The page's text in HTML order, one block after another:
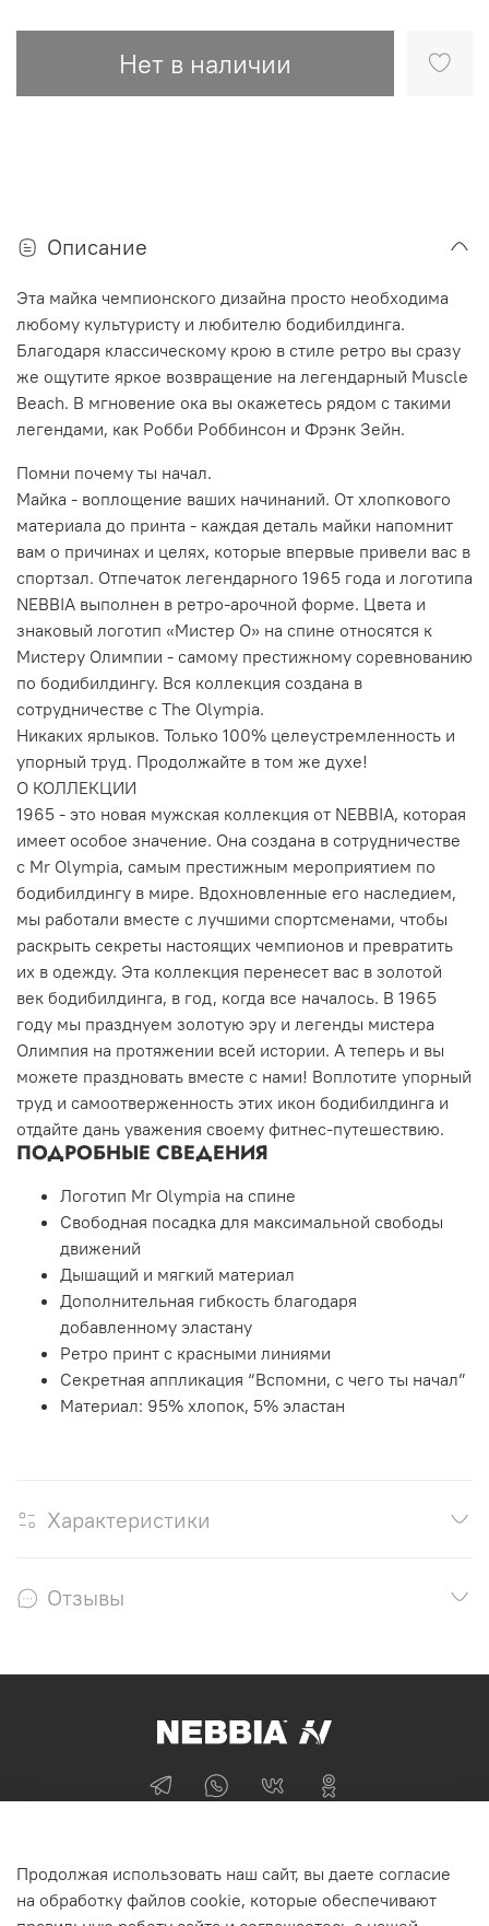
Нет в наличии
Описание
Эта майка чемпионского дизайна просто необходима
любому культуристу и любителю бодибилдинга.
Благодаря классическому крою в стиле ретро вы сразу
же ощутите яркое возвращение на легендарный Muscle
Beach. В мгновение ока вы окажетесь рядом с такими
легендами, как Робби Роббинсон и Фрэнк Зейн.
Помни почему ты начал.
Майка - воплощение ваших начинаний. От хлопкового
материала до принта - каждая деталь майки напомнит
вам о причинах и целях, которые впервые привели вас в
спортзал. Отпечаток легендарного 1965 года и логотипа
NEBBIA выполнен в ретро-арочной форме. Цвета и
знаковый логотип «Мистер О» на спине относятся к
Мистеру Олимпии - самому престижному соревнованию
по бодибилдингу. Вся коллекция создана в
сотрудничестве с The Olympia.
Никаких ярлыков. Только 100% целеустремленность и
упорный труд. Продолжайте в том же духе!
О КОЛЛЕКЦИИ
1965 - это новая мужская коллекция от NEBBIA, которая
имеет особое значение. Она создана в сотрудничестве
с Mr Olympia, самым престижным мероприятием по
бодибилдингу в мире. Вдохновленные его наследием,
мы работали вместе с лучшими спортсменами, чтобы
раскрыть секреты настоящих чемпионов и превратить
их в одежду. Эта коллекция перенесет вас в золотой
век бодибилдинга, в год, когда все началось. В 1965
году мы празднуем золотую эру и легенды мистера
Олимпия на протяжении всей истории. А теперь и вы
можете праздновать вместе с нами! Воплотите упорный
труд и самоотверженность этих икон бодибилдинга и
отдайте дань уважения своему фитнес-путешествию.
ПОДРОБНЫЕ СВЕДЕНИЯ
Логотип Mr Olympia на спине
Свободная посадка для максимальной свободы
движений
Дышащий и мягкий материал
Дополнительная гибкость благодаря
добавленному эластану
Ретро принт с красными линиями
Секретная аппликация “Вспомни, с чего ты начал”
Материал: 95% хлопок, 5% эластан
Характеристики
Отзывы
+74955870705
г Москва
Продолжая использовать наш сайт, вы даете согласие
на обработку файлов cookie, которые обеспечивают